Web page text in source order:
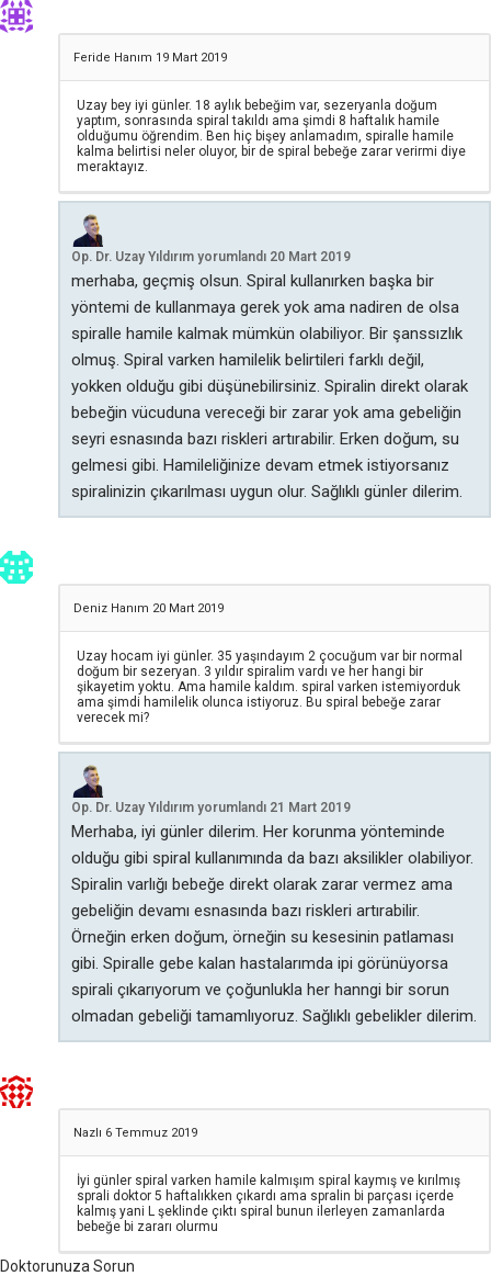
Feride Hanım 19 Mart 2019
Uzay bey iyi günler. 18 aylık bebeğim var, sezeryanla doğum
yaptım, sonrasında spiral takıldı ama şimdi 8 haftalık hamile
olduğumu öğrendim. Ben hiç bişey anlamadım, spiralle hamile
kalma belirtisi neler oluyor, bir de spiral bebeğe zarar verirmi diye
meraktayız.
Op. Dr. Uzay Yıldırım yorumlandı 20 Mart 2019
merhaba, geçmiş olsun. Spiral kullanırken başka bir
yöntemi de kullanmaya gerek yok ama nadiren de olsa
spiralle hamile kalmak mümkün olabiliyor. Bir şanssızlık
olmuş. Spiral varken hamilelik belirtileri farklı değil,
yokken olduğu gibi düşünebilirsiniz. Spiralin direkt olarak
bebeğin vücuduna vereceği bir zarar yok ama gebeliğin
seyri esnasında bazı riskleri artırabilir. Erken doğum, su
gelmesi gibi. Hamileliğinize devam etmek istiyorsanız
spiralinizin çıkarılması uygun olur. Sağlıklı günler dilerim.
Deniz Hanım 20 Mart 2019
Uzay hocam iyi günler. 35 yaşındayım 2 çocuğum var bir normal
doğum bir sezeryan. 3 yıldır spiralim vardı ve her hangi bir
şikayetim yoktu. Ama hamile kaldım. spiral varken istemiyorduk
ama şimdi hamilelik olunca istiyoruz. Bu spiral bebeğe zarar
verecek mi?
Op. Dr. Uzay Yıldırım yorumlandı 21 Mart 2019
Merhaba, iyi günler dilerim. Her korunma yönteminde
olduğu gibi spiral kullanımında da bazı aksilikler olabiliyor.
Spiralin varlığı bebeğe direkt olarak zarar vermez ama
gebeliğin devamı esnasında bazı riskleri artırabilir.
Örneğin erken doğum, örneğin su kesesinin patlaması
gibi. Spiralle gebe kalan hastalarımda ipi görünüyorsa
spirali çıkarıyorum ve çoğunlukla her hanngi bir sorun
olmadan gebeliği tamamlıyoruz. Sağlıklı gebelikler dilerim.
Nazlı 6 Temmuz 2019
İyi günler spiral varken hamile kalmışım spiral kaymış ve kırılmış
sprali doktor 5 haftalıkken çıkardı ama spralin bi parçası içerde
kalmış yani L şeklinde çıktı spiral bunun ilerleyen zamanlarda
bebeğe bi zararı olurmu
Doktorunuza Sorun